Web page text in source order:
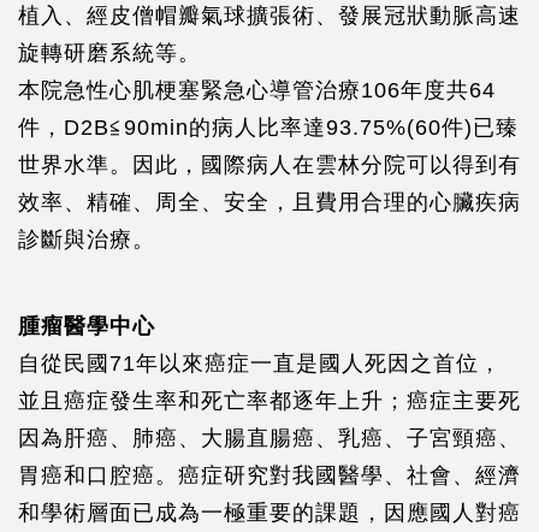
植入、經皮僧帽瓣氣球擴張術、發展冠狀動脈高速
旋轉研磨系統等。
本院急性心肌梗塞緊急心導管治療106年度共64
件，D2B≦90min的病人比率達93.75%(60件)已臻
世界水準。因此，國際病人在雲林分院可以得到有
效率、精確、周全、安全，且費用合理的心臟疾病
診斷與治療。
腫瘤醫學中心
自從民國71年以來癌症一直是國人死因之首位，
並且癌症發生率和死亡率都逐年上升；癌症主要死
因為肝癌、肺癌、大腸直腸癌、乳癌、子宮頸癌、
胃癌和口腔癌。癌症研究對我國醫學、社會、經濟
和學術層面已成為一極重要的課題，因應國人對癌